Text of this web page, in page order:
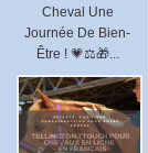
Cheval Une
Journée De Bien-
Être ! 💗⚖️🎁...